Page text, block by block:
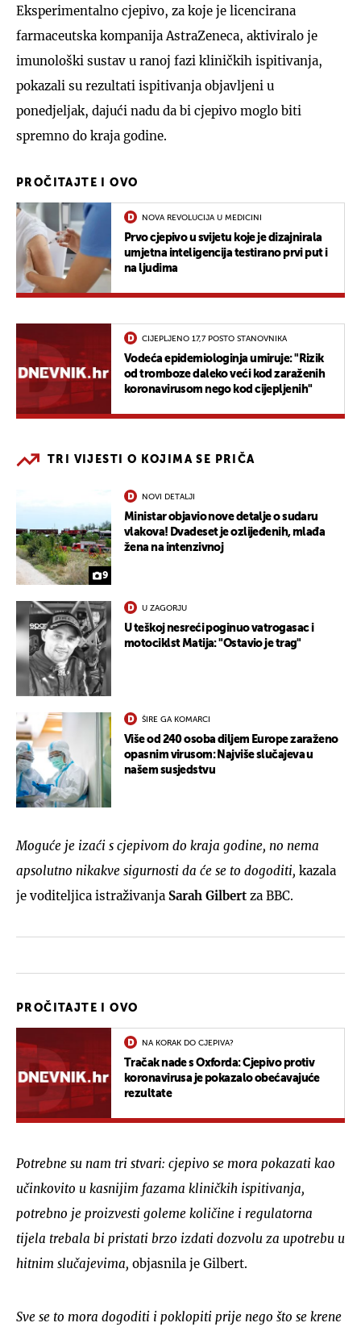
Eksperimentalno cjepivo, za koje je licencirana
farmaceutska kompanija AstraZeneca, aktiviralo je
imunološki sustav u ranoj fazi kliničkih ispitivanja,
pokazali su rezultati ispitivanja objavljeni u
ponedjeljak, dajući nadu da bi cjepivo moglo biti
spremno do kraja godine.
PROČITAJTE I OVO
NOVA REVOLUCIJA U MEDICINI
Prvo cjepivo u svijetu koje je dizajnirala
umjetna inteligencija testirano prvi put i
na ljudima
CIJEPLJENO 17,7 POSTO STANOVNIKA
Vodeća epidemiologinja umiruje: "Rizik
od tromboze daleko veći kod zaraženih
koronavirusom nego kod cijepljenih"
TRI VIJESTI O KOJIMA SE PRIČA
9
NOVI DETALJI
Ministar objavio nove detalje o sudaru
vlakova! Dvadeset je ozlijeđenih, mlađa
žena na intenzivnoj
U ZAGORJU
U teškoj nesreći poginuo vatrogasac i
motociklst Matija: "Ostavio je trag"
ŠIRE GA KOMARCI
Više od 240 osoba diljem Europe zaraženo
opasnim virusom: Najviše slučajeva u
našem susjedstvu
Moguće je izaći s cjepivom do kraja godine, no nema
apsolutno nikakve sigurnosti da će se to dogoditi, kazala
je voditeljica istraživanja Sarah Gilbert za BBC.
PROČITAJTE I OVO
NA KORAK DO CJEPIVA?
Tračak nade s Oxforda: Cjepivo protiv
koronavirusa je pokazalo obećavajuće
rezultate
Potrebne su nam tri stvari: cjepivo se mora pokazati kao
učinkovito u kasnijim fazama kliničkih ispitivanja,
potrebno je proizvesti goleme količine i regulatorna
tijela trebala bi pristati brzo izdati dozvolu za upotrebu u
hitnim slučajevima, objasnila je Gilbert.
Sve se to mora dogoditi i poklopiti prije nego što se krene